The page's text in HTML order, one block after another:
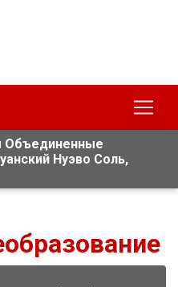
Объединенные
Нуэво Соль,